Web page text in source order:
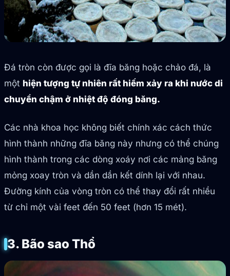
Đá tròn còn được gọi là đĩa băng hoặc chảo đá, là
một hiện tượng tự nhiên rất hiếm xảy ra khi nước di
chuyển chậm ở nhiệt độ đóng băng.
Các nhà khoa học không biết chính xác cách thức
hình thành những đĩa băng này nhưng có thể chúng
hình thành trong các dòng xoáy nơi các mảng băng
mỏng xoay tròn và dần dần kết dính lại với nhau.
Đường kính của vòng tròn có thể thay đổi rất nhiều
từ chỉ một vài feet đến 50 feet (hơn 15 mét).
3. Bão sao Thổ